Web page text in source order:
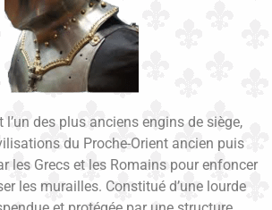
l’un des plus anciens engins de siège,
du Proche-Orient ancien puis
les Grecs et les Romains pour enfoncer
les murailles. Constitué d’une lourde